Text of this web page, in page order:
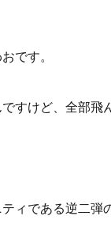
です。
すけど、全部飛
ィである逆二弾